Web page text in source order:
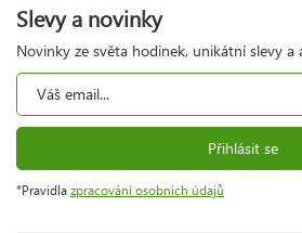
Slevy a novinky
Novinky ze světa hodinek, unikátní slevy a
Přihlásit se
*Pravidla zpracování osobních údajů